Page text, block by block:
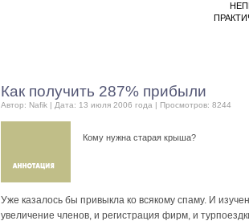
Как получить 287% прибыли
Автор: Nafik | Дата: 13 июля 2006 года | Просмотров: 8244
Кому нужна старая крыша?
Уже казалось бы привыкла ко всякому спаму. И
увеличение членов, и регистрация фирм, и